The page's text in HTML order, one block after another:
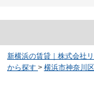
新横浜の賃貸｜株式会社
から探す > 横浜市神奈川区